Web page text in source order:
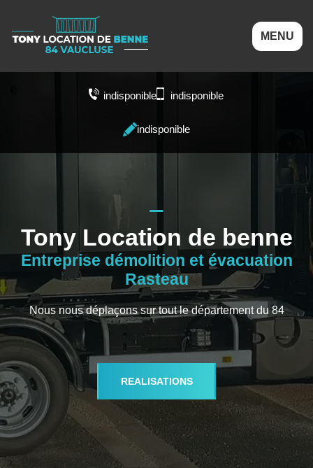
MENU
indisponible indisponible
indisponible
Tony Location de benne
Entreprise démolition et évacuation
Rasteau
Nous nous déplaçons sur tout le département du 84
REALISATIONS